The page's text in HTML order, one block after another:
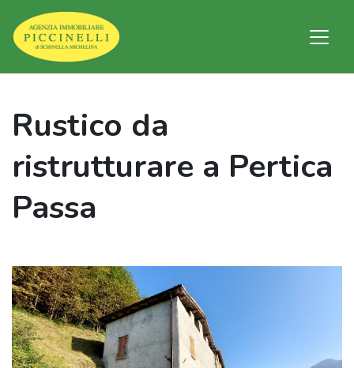
Rustico da
ristrutturare a Pertica
Passa